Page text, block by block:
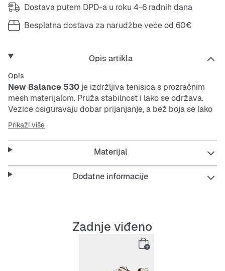
Dostava putem DPD-a u roku 4-6 radnih dana
Besplatna dostava za narudžbe veće od 60€
Opis artikla
Opis
New Balance 530 je izdržljiva tenisica s prozračnim
mesh materijalom. Pruža stabilnost i lako se održava.
Vezice osiguravaju dobar prijanjanje, a bež boja se lako
kombinira.
Features:
Stabilan kroj
Lako održavanje i dugotrajnost
Prikaži više
Materijal
Dodatne informacije
Zadnje viđeno